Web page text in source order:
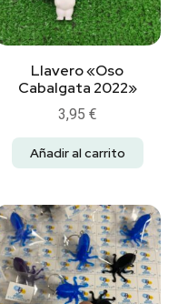
Llavero «Oso
Cabalgata 2022»
3,95 €
Añadir al carrito